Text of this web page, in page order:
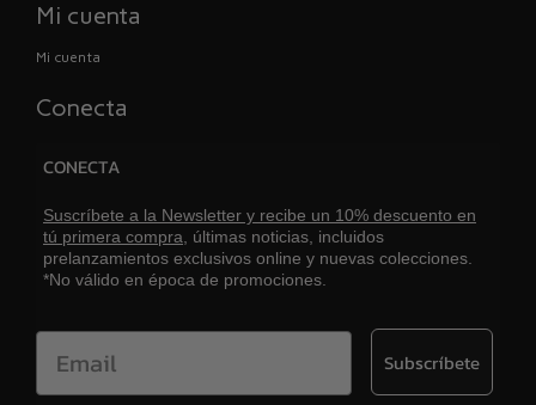
Mi cuenta
Mi cuenta
Conecta
CONECTA
Suscríbete a la Newsletter y recibe un 10% descuento en
tú primera compra, últimas noticias, incluidos
prelanzamientos exclusivos online y nuevas colecciones.
*No válido en época de promociones.
Email Subscríbete